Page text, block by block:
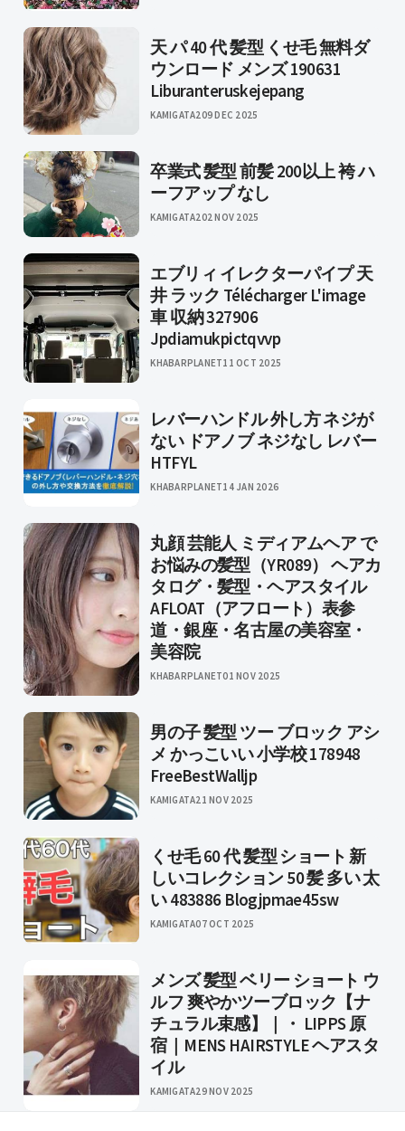
天 パ 40 代 髪型 くせ毛 無料ダ
ウンロード メンズ 190631
Liburanteruskejepang
KAMIGATA209 DEC 2025
卒業式 髪型 前髪 200以上 袴 ハ
ーフアップ なし
KAMIGATA202 NOV 2025
エブリィ イレクターパイプ 天
井 ラック Télécharger L'image
車 収納 327906
Jpdiamukpictqvvp
KHABARPLANET11 OCT 2025
レバーハンドル 外し方 ネジが
ない ドアノブ ネジなし レバー
HTFYL
KHABARPLANET14 JAN 2026
丸顔 芸能人 ミディアムヘア で
お悩みの髪型（YR089） ヘアカ
タログ・髪型・ヘアスタイル
AFLOAT（アフロート）表参
道・銀座・名古屋の美容室・
美容院
KHABARPLANET01 NOV 2025
男の子 髪型 ツー ブロック アシ
メ かっこいい 小学校 178948
FreeBestWalljp
KAMIGATA21 NOV 2025
くせ毛 60 代 髪型 ショート 新
しいコレクション 50 髪 多い 太
い 483886 Blogjpmae45sw
KAMIGATA07 OCT 2025
メンズ 髪型 ベリー ショート ウ
ルフ 爽やかツーブロック【ナ
チュラル束感】｜・ LIPPS 原
宿｜MENS HAIRSTYLE ヘアスタ
イル
KAMIGATA29 NOV 2025